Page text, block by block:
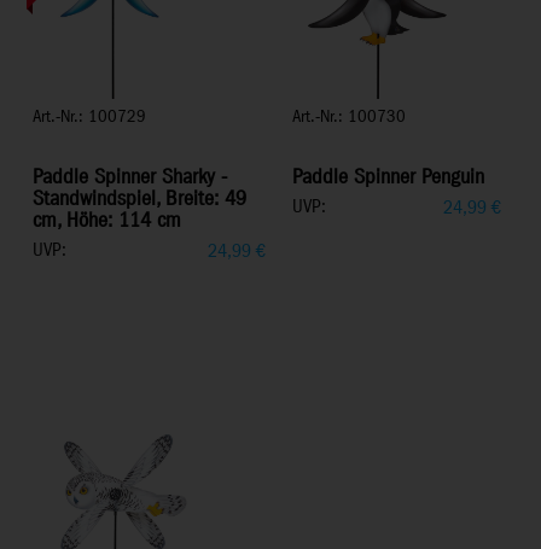
Art.-Nr.: 100729
Paddle Spinner Sharky -
Standwindspiel, Breite: 49
cm, Höhe: 114 cm
UVP: 24,99 €
Art.-Nr.: 100730
Paddle Spinner Penguin
UVP: 24,99 €